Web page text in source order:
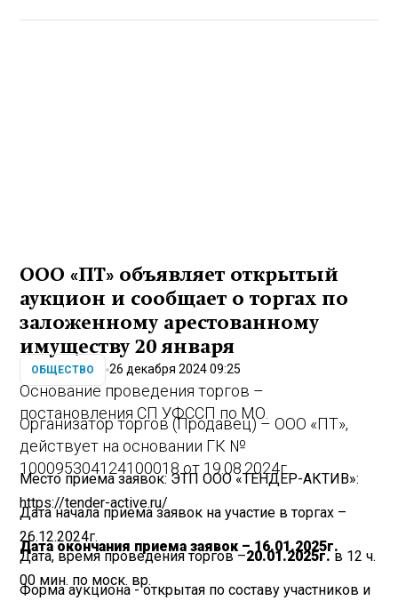
ООО «ПТ» объявляет открытый
аукцион и сообщает о торгах по
заложенному арестованному
имуществу 20 января
ОБЩЕСТВО 26 декабря 2024 09:25
Основание проведения торгов –
постановления СП УФССП по МО.
Организатор торгов (Продавец) – ООО «ПТ»,
действует на основании ГК №
100095304124100018 от 19.08.2024г.
Место приема заявок: ЭТП ООО «ТЕНДЕР-АКТИВ»:
https://tender-active.ru/
Дата начала приема заявок на участие в торгах –
26.12.2024г.
Дата окончания приема заявок – 16.01.2025г.
Дата, время проведения торгов –20.01.2025г. в 12 ч.
00 мин. по моск. вр.
Форма аукциона - открытая по составу участников и